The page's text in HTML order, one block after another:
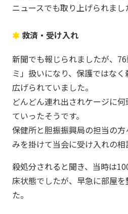
ニュースでも取り上げられまし
救済・受け入れ
新聞でも報じられましたが、
ミ」扱いになり、保護ではな
広げられていました。
どんどん連れ出されケージに
ていったそうです。
保健所と胆振振興局の担当の
みを掛けて当会に受け入れの相
殺処分されると聞き、当時は
床状態でしたが、早急に部屋
た。